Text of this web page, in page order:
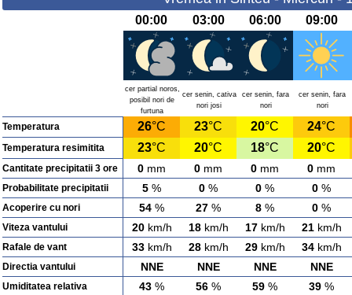
00:00 03:00 06:00 09:00
cer partial noros,
posibil nori de
furtuna
cer senin, cativa
nori josi
cer senin, fara
nori
cer senin, fara
nori
Temperatura 26°C 23°C 20°C 24°C
Temperatura resimitita 23°C 20°C 18°C 20°C
Cantitate precipitatii 3 ore 0 mm 0 mm 0 mm 0 mm
Probabilitate precipitatii 5 % 0 % 0 % 0 %
Acoperire cu nori 54 % 27 % 8 % 0 %
Viteza vantului 20km/h 18km/h 17km/h 21km/h
Rafale de vant 33km/h 28km/h 29km/h 34km/h
Directia vantului NNE NNE NNE NNE
Umiditatea relativa 43 % 56 % 59 % 39 %